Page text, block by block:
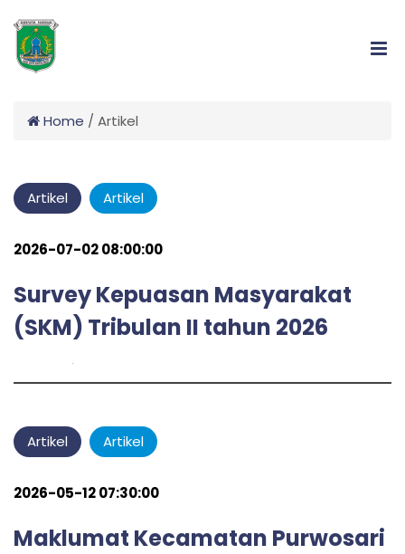
Home / Artikel
Artikel Artikel
2026-07-02 08:00:00
Survey Kepuasan Masyarakat
(SKM) Tribulan II tahun 2026
admin
Artikel Artikel
2026-05-12 07:30:00
Maklumat Kecamatan Purwosari